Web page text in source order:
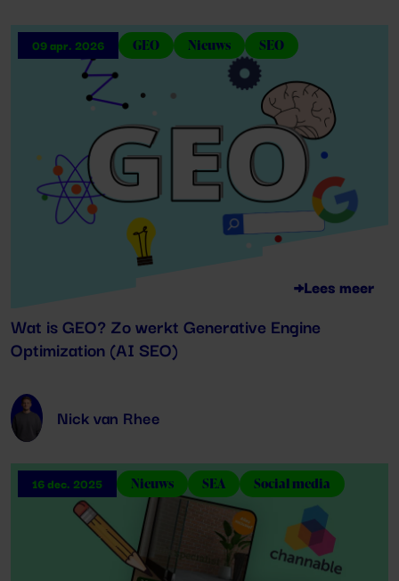
09 apr. 2026 GEO Nieuws SEO
Lees meer
Wat is GEO? Zo werkt Generative Engine
Optimization (AI SEO)
Nick van Rhee
16 dec. 2025 Nieuws SEA Social media